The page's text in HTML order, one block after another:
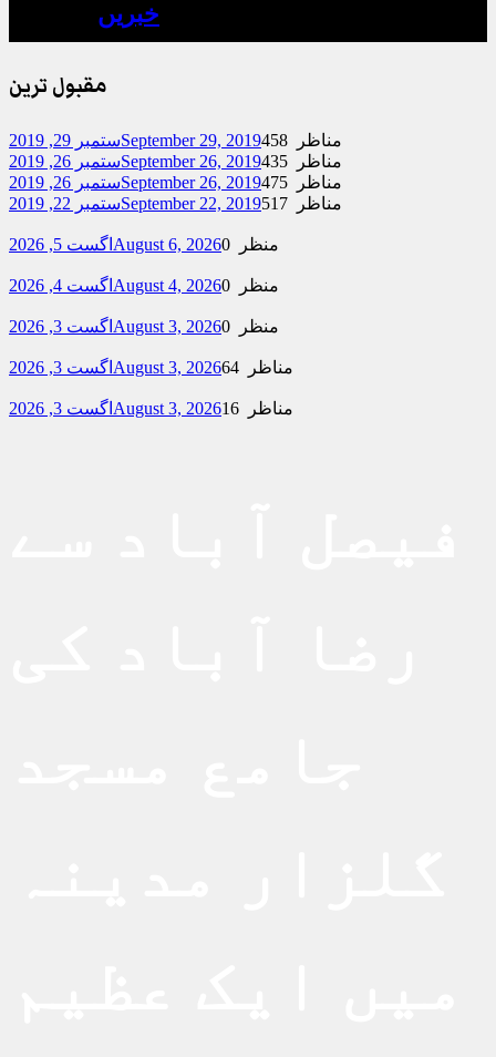
خبریں
مقبول ترین
ستمبر 29, 2019September 29, 2019
458 مناظر
ستمبر 26, 2019September 26, 2019
435 مناظر
ستمبر 26, 2019September 26, 2019
475 مناظر
ستمبر 22, 2019September 22, 2019 517 مناظر
اگست 5, 2026 August 6, 2026 0 منظر
اگست 4, 2026 August 4, 2026 0 منظر
اگست 3, 2026 August 3, 2026 0 منظر
اگست 3, 2026 August 3, 2026 64 مناظر
اگست 3, 2026 August 3, 2026 16 مناظر